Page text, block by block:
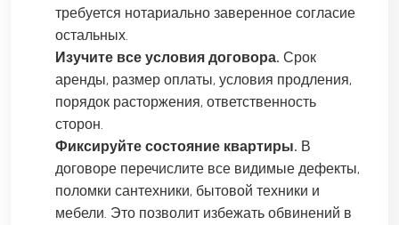
требуется нотариально заверенное согласие
остальных.
Изучите все условия договора. Срок
аренды, размер оплаты, условия продления,
порядок расторжения, ответственность
сторон.
Фиксируйте состояние квартиры. В
договоре перечислите все видимые дефекты,
поломки сантехники, бытовой техники и
мебели. Это позволит избежать обвинений в